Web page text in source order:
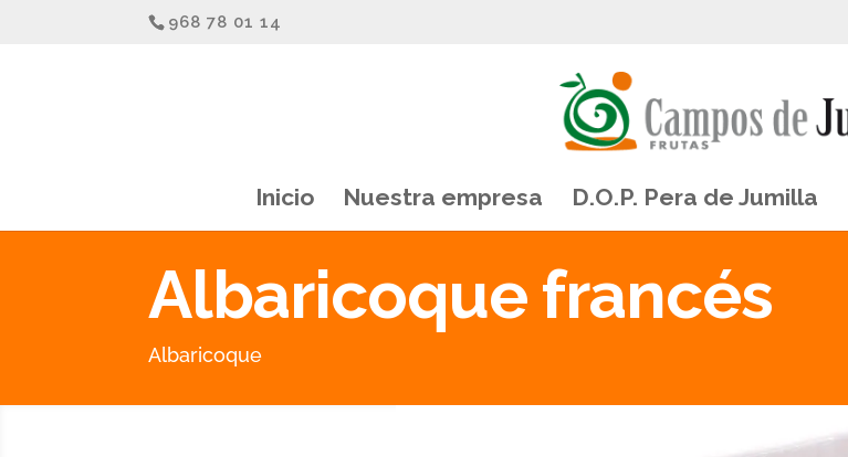
968 78 01 14
Inicio Nuestra empresa D.O.P. Pera de Jumilla
Albaricoque francés
Albaricoque